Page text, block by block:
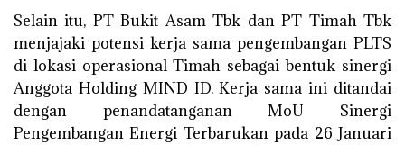
Selain itu, PT Bukit Asam Tbk dan PT Timah Tbk
menjajaki potensi kerja sama pengembangan PLTS
di lokasi operasional Timah sebagai bentuk sinergi
Anggota Holding MIND ID. Kerja sama ini ditandai
dengan penandatanganan MoU Sinergi
Pengembangan Energi Terbarukan pada 26 Januari